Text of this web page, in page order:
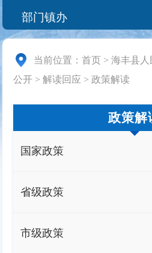
部门镇办
当前位置：首页 >海丰县
公开 >解读回应 >政策解读
政策解
国家政策
省级政策
市级政策